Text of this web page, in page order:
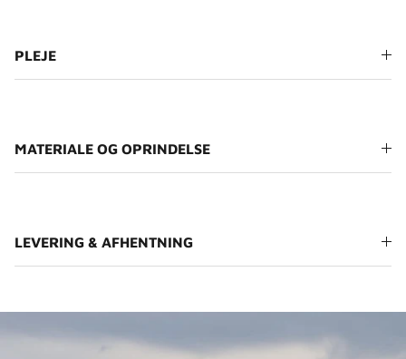
PLEJE
MATERIALE OG OPRINDELSE
LEVERING & AFHENTNING